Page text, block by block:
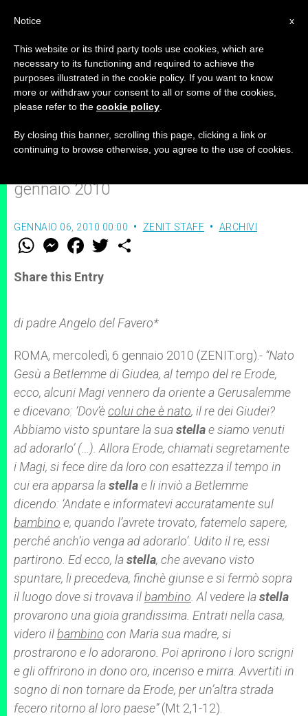
Epifania: la vita nel grembo è
luce del mondo
gennaio 2010
GENNAIO 06, 2010 00:00 ZENIT STAFF ARCHIVI
W
t
s
M
e
s
e
e
r
F
a
e
b
k
w
Share this Entry
di padre Angelo del Favero*
ROMA, mercoledì, 6 gennaio 2010 (ZENIT.org).- “Nato
Gesù a Betlemme di Giudea, al tempo del re Erode,
ecco, alcuni Magi vennero da oriente a Gerusalemme
e dicevano: ‘Dov’ècolui che è nato, il re dei Giudei?
Abbiamo visto spuntare la suastellae siamo venuti
ad adorarlo’ (…). Allora Erode, chiamati segretamente
i Magi, si fece dire da loro con esattezza il tempo in
cui era apparsa lastellae li inviò a Betlemme
dicendo: ‘Andate e informatevi accuratamente sul
bambino e, quando l’avrete trovato, fatemelo sapere,
perché anch’io venga ad adorarlo’. Udito il re, essi
partirono. Ed ecco, lastella, che avevano visto
spuntare, li precedeva, finchè giunse e si fermò sopra
il luogo dove si trovava ilbambino . Al vedere lastella
provarono una gioia grandissima. Entrati nella casa,
videro ilbambino con Maria sua madre, si
prostrarono e lo adorarono. Poi aprirono i loro scrigni
e gli offrirono in dono oro, incenso e mirra. Avvertiti in
sogno di non tornare da Erode, per un’altra strada
fecero ritorno al loro paese”(Mt 2,1-12).
x
Notice
This website or its third party tools use cookies, which are
necessary to its functioning and required to achieve the
purposes illustrated in the cookie policy. If you want to know
more or withdraw your consent to all or some of the cookies,
please refer to the cookie policy
By closing this banner, scrolling this page, clicking a link or
continuing to browse otherwise, you agree to the use of cookies.